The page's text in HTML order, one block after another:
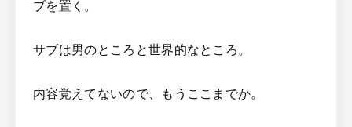
ブを置く。
サブは男のところと世界的なところ。
内容覚えてないので、もうここまでか。